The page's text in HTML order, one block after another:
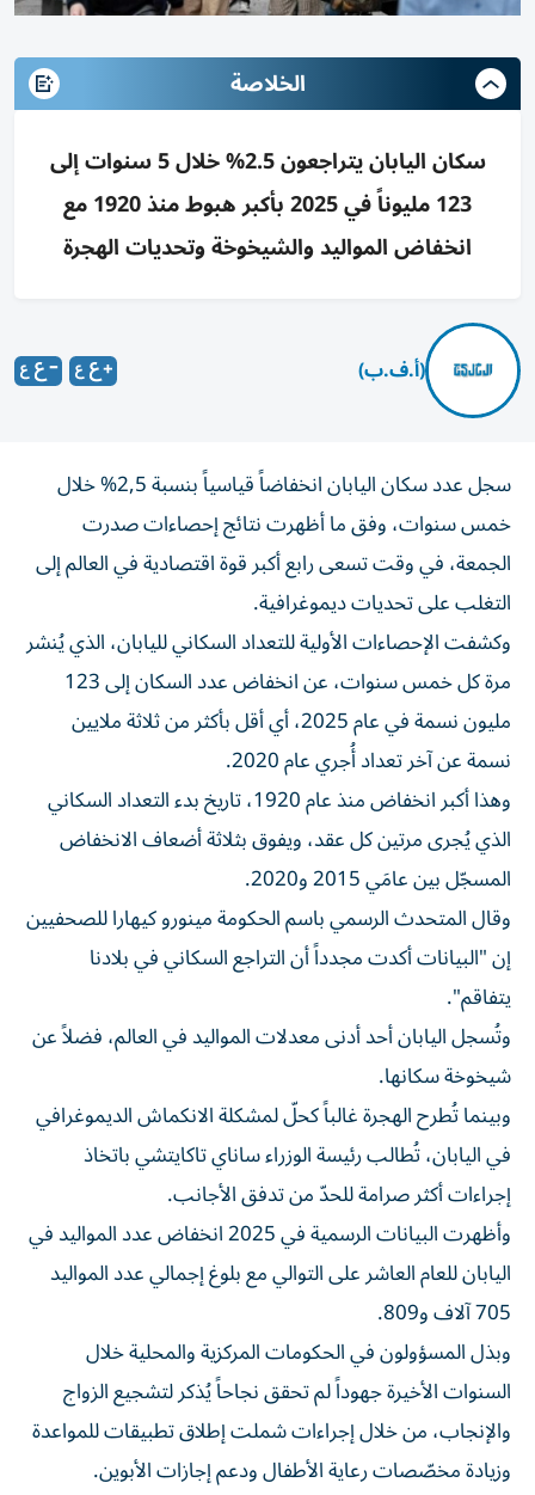
الخلاصة
سكان اليابان يتراجعون 2.5% خلال 5 سنوات إلى
123 مليوناً في 2025 بأكبر هبوط منذ 1920 مع
انخفاض المواليد والشيخوخة وتحديات الهجرة
(أ.ف.ب)
سجل عدد سكان اليابان انخفاضاً قياسياً بنسبة 2,5% خلال
خمس سنوات، وفق ما أظهرت نتائج إحصاءات صدرت
الجمعة، في وقت تسعى رابع أكبر قوة اقتصادية في العالم إلى
التغلب على تحديات ديموغرافية.
وكشفت الإحصاءات الأولية للتعداد السكاني لليابان، الذي يُنشر
مرة كل خمس سنوات، عن انخفاض عدد السكان إلى 123
مليون نسمة في عام 2025، أي أقل بأكثر من ثلاثة ملايين
نسمة عن آخر تعداد أُجري عام 2020.
وهذا أكبر انخفاض منذ عام 1920، تاريخ بدء التعداد السكاني
الذي يُجرى مرتين كل عقد، ويفوق بثلاثة أضعاف الانخفاض
المسجّل بين عامَي 2015 و2020.
وقال المتحدث الرسمي باسم الحكومة مينورو كيهارا للصحفيين
إن "البيانات أكدت مجدداً أن التراجع السكاني في بلادنا
يتفاقم".
وتُسجل اليابان أحد أدنى معدلات المواليد في العالم، فضلاً عن
شيخوخة سكانها.
وبينما تُطرح الهجرة غالباً كحلّ لمشكلة الانكماش الديموغرافي
في اليابان، تُطالب رئيسة الوزراء ساناي تاكايتشي باتخاذ
إجراءات أكثر صرامة للحدّ من تدفق الأجانب.
وأظهرت البيانات الرسمية في 2025 انخفاض عدد المواليد في
اليابان للعام العاشر على التوالي مع بلوغ إجمالي عدد المواليد
705 آلاف و809.
وبذل المسؤولون في الحكومات المركزية والمحلية خلال
السنوات الأخيرة جهوداً لم تحقق نجاحاً يُذكر لتشجيع الزواج
والإنجاب، من خلال إجراءات شملت إطلاق تطبيقات للمواعدة
وزيادة مخصّصات رعاية الأطفال ودعم إجازات الأبوين.